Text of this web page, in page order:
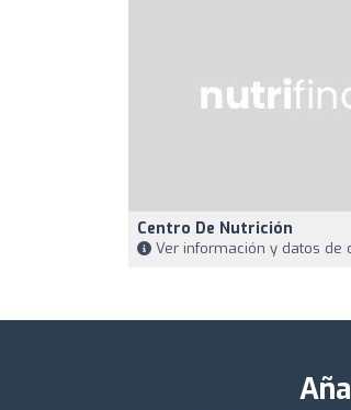
Centro De Nutrición
Ver información y datos de